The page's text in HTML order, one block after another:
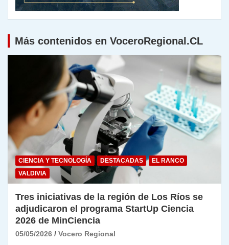
Más contenidos en VoceroRegional.CL
CIENCIA Y TECNOLOGÍA DESTACADAS
EL RANCO
VALDIVIA
Tres iniciativas de la región de Los Ríos se
adjudicaron el programa StartUp Ciencia
2026 de MinCiencia
05/05/2026 Vocero Regional